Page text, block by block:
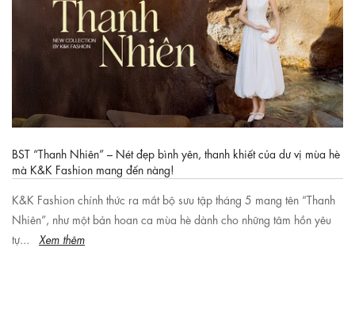
BST “Thanh Nhiên” – Nét đẹp bình yên, thanh khiết của dư vị mùa hè
mà K&K Fashion mang đến nàng!
K&K Fashion chính thức ra mắt bộ sưu tập tháng 5 mang tên “Thanh
Nhiên”, như một bản hoan ca mùa hè dành cho những tâm hồn yêu
tự...
Xem thêm